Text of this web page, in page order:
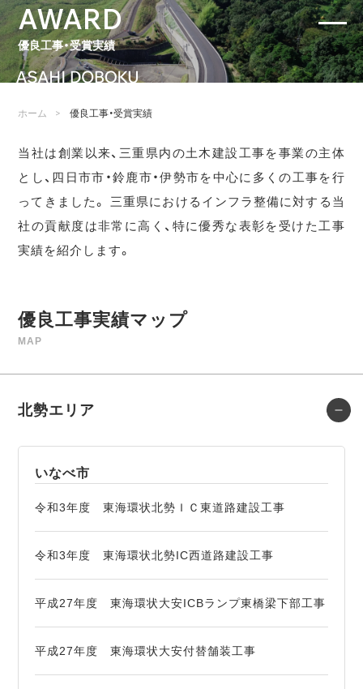
AWARD
優良工事・受賞実績
ホーム > 優良工事・受賞実績
当社は創業以来、三重県内の土木建設工事を事業の主体
とし、四日市市・鈴鹿市・伊勢市を中心に多くの工事を行
ってきました。
三重県におけるインフラ整備に対する当
社の貢献度は非常に高く、特に優秀な表彰を受けた工事
実績を紹介します。
優良工事実績マップ
MAP
北勢エリア
いなべ市
令和3年度 東海環状北勢ＩＣ東道路建設工事
令和3年度 東海環状北勢IC西道路建設工事
平成27年度 東海環状大安ICBランプ東橋梁下部工事
平成27年度 東海環状大安付替舗装工事